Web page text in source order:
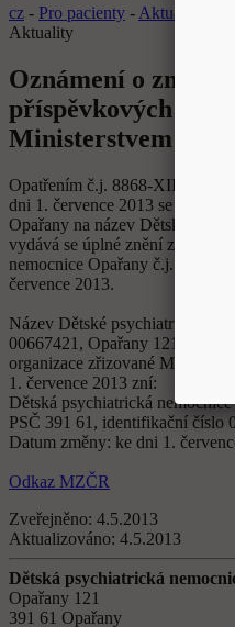
cz - Pro pacienty - Aktuality
Aktuality
Oznámení o změně
příspěvkových
Ministerstvem
Opatřením č.j. 8868-XII/2013
dni 1. července 2013 se mění
Opařany na název Dětská
vydává se úplné znění
nemocnice Opařany č.j. 8870-
července 2013.
Název Dětské psychiatrické
00667421, Opařany 121,
organizace zřizované
1. července 2013 zní:
Dětská psychiatrická
PSČ 391 61, identifikační číslo
Datum změny: ke dni 1.
Odkaz MZČR
Zveřejněno: 4.5.2013
Aktualizováno: 4.5.2013
Dětská psychiatrická
Opařany 121
391 61 Opařany